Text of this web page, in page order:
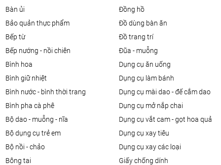
bàn ủi
bảo quản thực phẩm
bếp từ
bếp nướng - nồi chiên
bình hoa
bình giữ nhiệt
bình nước - bình thời trang
bình pha cà phê
bộ dao - muỗng - nĩa
bộ dụng cụ trẻ em
bộ nồi - chảo
bông tai
đồng hồ
đồ dùng bàn ăn
đồ trang trí
đũa - muỗng
dụng cụ ăn uống
dụng cụ làm bánh
dụng cụ mài dao - đế cắm dao
dụng cụ mở nắp chai
dụng cụ vắt cam - gọt hoa quả
dụng cụ xay tiêu
dụng cụ xay các loại
giấy chống dính